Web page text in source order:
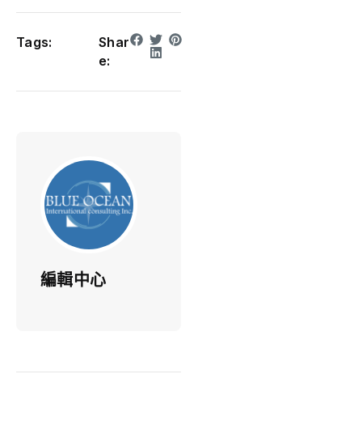
Tags:
Shar
e:
編輯中心